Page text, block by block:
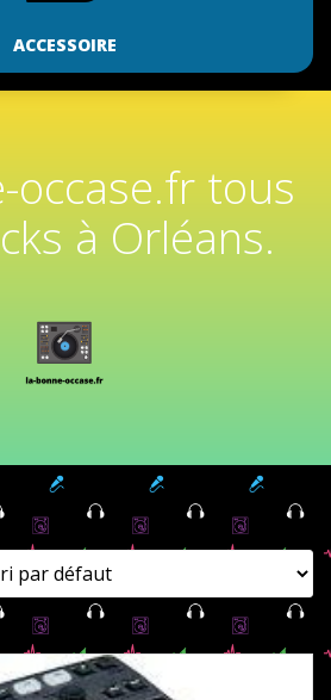
ACCESSOIRE
occase.fr tous
à Orléans.